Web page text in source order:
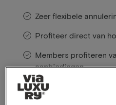
Zeer flexibele
Profiteer direct van
Members profiteren
aanbiedingen
Hotel Riant Séjour biedt een